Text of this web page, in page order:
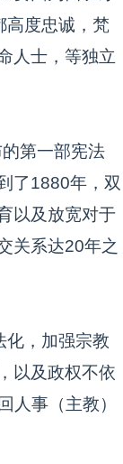
高度忠诚，梵
人士，等独立
第一部宪法
了1880年，双
以及放宽对于
关系达20年之
，加强宗教
以及政权不依
人事（主教）